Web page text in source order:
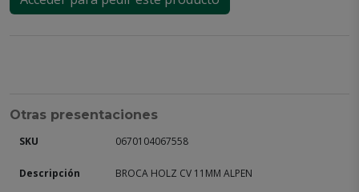
Otras presentaciones
0670104067558
BROCA HOLZ CV 11MM ALPEN